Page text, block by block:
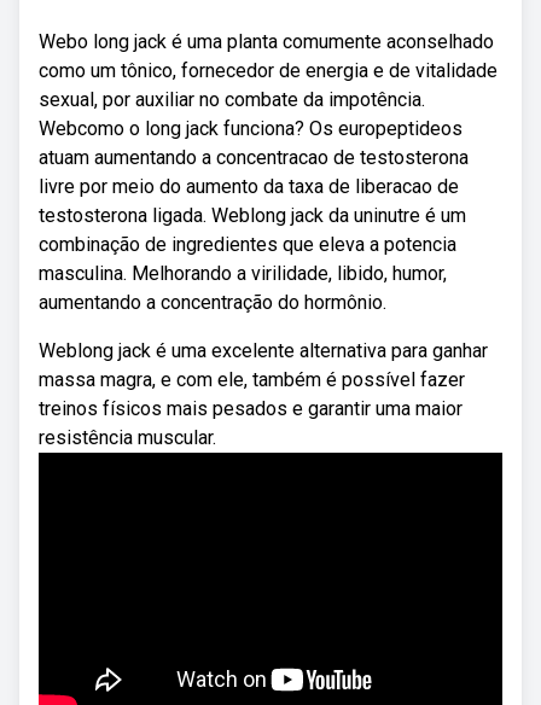
Webo long jack é uma planta comumente aconselhado
como um tônico, fornecedor de energia e de vitalidade
sexual, por auxiliar no combate da impotência.
Webcomo o long jack funciona? Os europeptideos
atuam aumentando a concentracao de testosterona
livre por meio do aumento da taxa de liberacao de
testosterona ligada. Weblong jack da uninutre é um
combinação de ingredientes que eleva a potencia
masculina. Melhorando a virilidade, libido, humor,
aumentando a concentração do hormônio.
Weblong jack é uma excelente alternativa para ganhar
massa magra, e com ele, também é possível fazer
treinos físicos mais pesados e garantir uma maior
resistência muscular.